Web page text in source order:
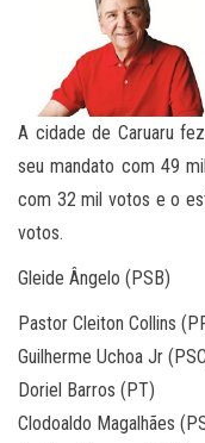
A cidade de Caruaru
seu mandato com 49
com 32 mil votos e o
votos.
Gleide Ângelo (PSB)
Pastor Cleiton Collins
Guilherme Uchoa Jr
Doriel Barros (PT)
Clodoaldo Magalhães